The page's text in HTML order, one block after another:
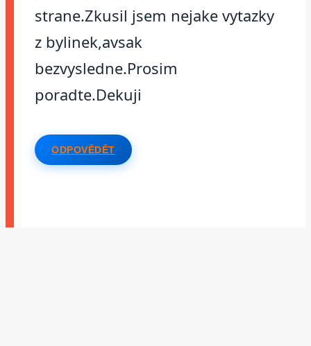
strane.Zkusil jsem nejake vytazky
z bylinek,avsak
bezvysledne.Prosim
poradte.Dekuji
ODPOVĚDĚT